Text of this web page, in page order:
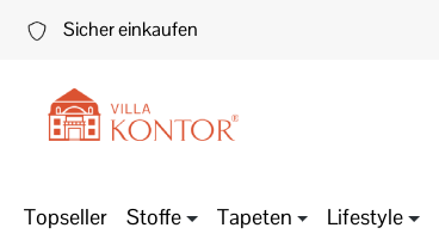
Hauptinhalt springen
Zur Suche springen
Zur Hauptnavigation springen
Sicher einkaufen
Topseller Stoffe Tapeten Lifestyle